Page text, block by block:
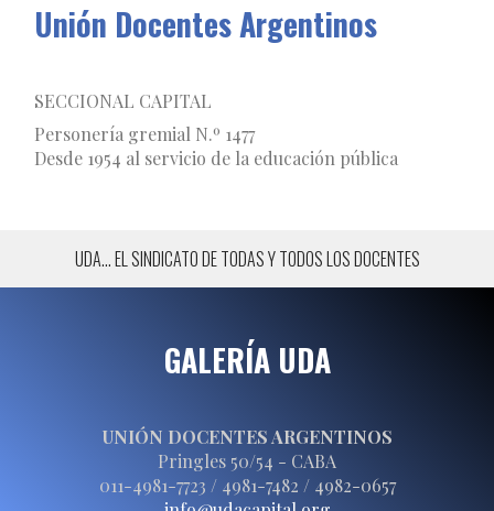
Unión Docentes Argentinos
SECCIONAL CAPITAL
Personerí­a gremial N.º 1477
Desde 1954 al servicio de la educación pública
UDA... EL SINDICATO DE TODAS Y TODOS LOS DOCENTES
GALERÍA UDA
UNIÓN DOCENTES ARGENTINOS
Pringles 50/54 - CABA
011-4981-7723 / 4981-7482 / 4982-0657